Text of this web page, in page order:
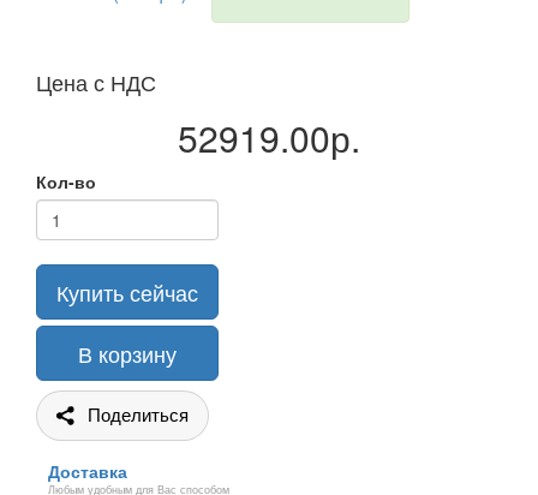
Цена с НДС
52919.00р.
Кол-во
Купить сейчас
В корзину
Поделиться
Доставка
Любым удобным для Вас способом